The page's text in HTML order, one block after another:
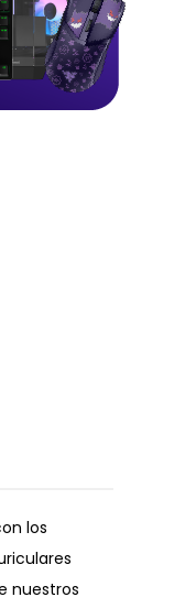
los
nuestros